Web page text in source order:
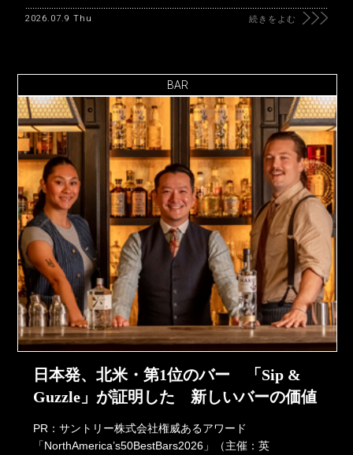
2026.07.9 Thu 続きをよむ
BAR
日本発、北米・第1位のバー 「Sip &
Guzzle」が証明した 新しいバーの価値
PR：サントリー株式会社権威あるアワード
「NorthAmerica’s50BestBars2026」（主催：英